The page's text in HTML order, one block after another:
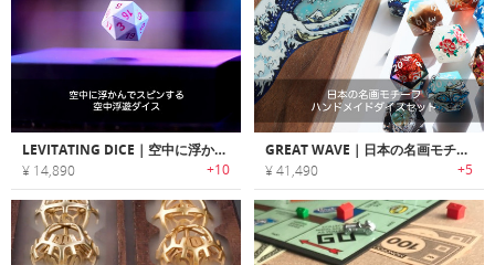
LEVITATING DICE｜空中に浮かんでスピンする空中浮遊ダイス
¥ 14,890 +10
GREAT WAVE｜日本の名画モチーフハンドメイドダイスセット
¥ 41,490 +5